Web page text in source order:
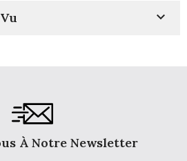

À Notre Newsletter